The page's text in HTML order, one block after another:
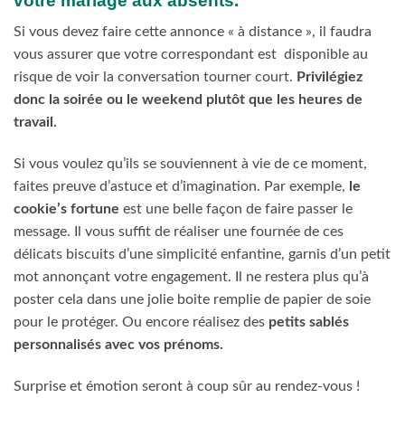
Si vous devez faire cette annonce « à distance », il faudra
vous assurer que votre correspondant est disponible au
risque de voir la conversation tourner court. Privilégiez
donc la soirée ou le weekend plutôt que les heures de
travail.
Si vous voulez qu’ils se souviennent à vie de ce moment,
faites preuve d’astuce et d’imagination. Par exemple, le
cookie’s fortune est une belle façon de faire passer le
message. Il vous suffit de réaliser une fournée de ces
délicats biscuits d’une simplicité enfantine, garnis d’un petit
mot annonçant votre engagement. Il ne restera plus qu’à
poster cela dans une jolie boite remplie de papier de soie
pour le protéger. Ou encore réalisez des petits sablés
personnalisés avec vos prénoms.
Surprise et émotion seront à coup sûr au rendez-vous !